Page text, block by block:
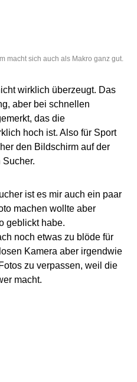
macht sich auch als Makro ganz gut.
wirklich überzeugt. Das
aber bei schnellen
das die
hoch ist. Also für Sport
den Bildschirm auf der
ist es mir auch ein paar
machen wollte aber
geblickt habe.
noch etwas zu blöde für
Kamera aber irgendwie
zu verpassen, weil die
macht.